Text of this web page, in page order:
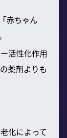
赤ちゃん
活性化作用
薬剤よりも
化によって